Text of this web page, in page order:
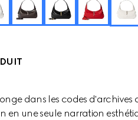
dans les codes d'archives
en une seule narration